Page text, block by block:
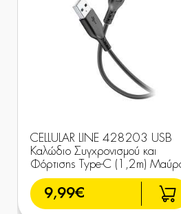
CELLULAR LINE 428203 USB
Καλώδιο Συγχρονισμού και
Φόρτισης Type-C (1,2m)
9,99€